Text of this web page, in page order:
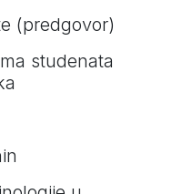
(predgovor)
studenata